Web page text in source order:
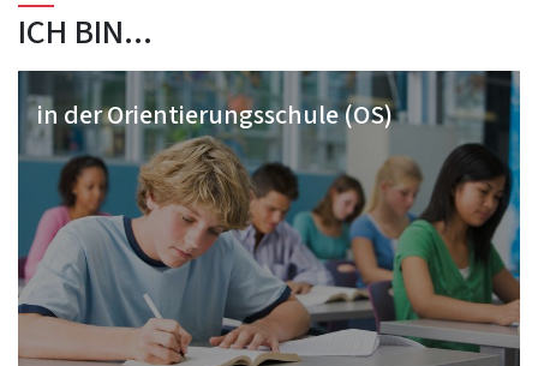
ICH BIN...
in der Orientierungsschule (OS)